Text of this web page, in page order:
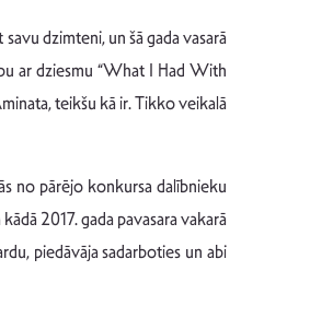
dzimteni, un šā gada vasarā
ar dziesmu “What I Had With
teikšu kā ir. Tikko veikalā
no pārējo konkursa dalībnieku
2017. gada pavasara vakarā
piedāvāja sadarboties un abi